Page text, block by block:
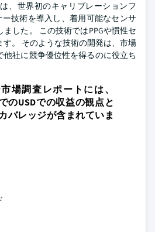
、世界初のキャリブレーションフ
ー技術を導入し、着用可能なセンサ
した。 この技術ではPPGや慣性セ
す。 そのような技術の開発は、市場
他社に競争優位性を得るのに役立ち
場調査レポートには、
のUSDでの収益の観点と
バレッジが含まれていま